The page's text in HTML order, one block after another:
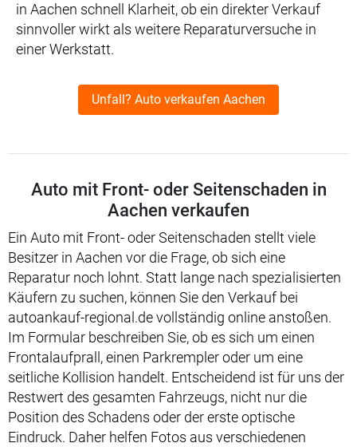
in Aachen schnell Klarheit, ob ein direkter Verkauf
sinnvoller wirkt als weitere Reparaturversuche in
einer Werkstatt.
Unfall? Auto verkaufen Aachen
Auto mit Front- oder Seitenschaden in
Aachen verkaufen
Ein Auto mit Front- oder Seitenschaden stellt viele
Besitzer in Aachen vor die Frage, ob sich eine
Reparatur noch lohnt. Statt lange nach spezialisierten
Käufern zu suchen, können Sie den Verkauf bei
autoankauf-regional.de vollständig online anstoßen.
Im Formular beschreiben Sie, ob es sich um einen
Frontalaufprall, einen Parkrempler oder um eine
seitliche Kollision handelt. Entscheidend ist für uns der
Restwert des gesamten Fahrzeugs, nicht nur die
Position des Schadens oder der erste optische
Eindruck. Daher helfen Fotos aus verschiedenen